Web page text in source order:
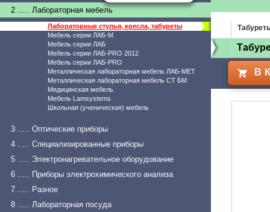
2 ..... Лабораторная мебель
Лабораторные стулья, кресла, табуреты
Мебель серии ЛАБ-М
Мебель серии ЛАБ
Мебель серии ЛАБ-PRO 2012
Мебель серии ЛАБ-PRO
Металлическая лабораторная мебель ЛАБ-МЕТ
Металлическая лабораторная мебель СТ БМ
Медицинская мебель
Мебель Lamsystems
Школьная (ученическая) мебель
3 ..... Оптические приборы
4 ..... Специализированные приборы
5 ..... Электронагревательное оборудование
6 ..... Приборы электрохимического анализа
7 ..... Разное
8 ..... Лабораторная посуда
В